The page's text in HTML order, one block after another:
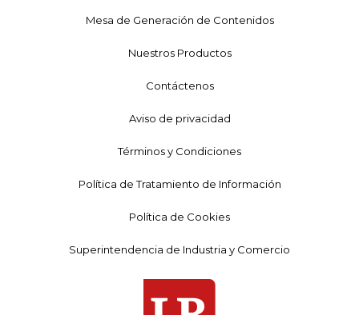
Mesa de Generación de Contenidos
Nuestros Productos
Contáctenos
Aviso de privacidad
Términos y Condiciones
Política de Tratamiento de Información
Política de Cookies
Superintendencia de Industria y Comercio